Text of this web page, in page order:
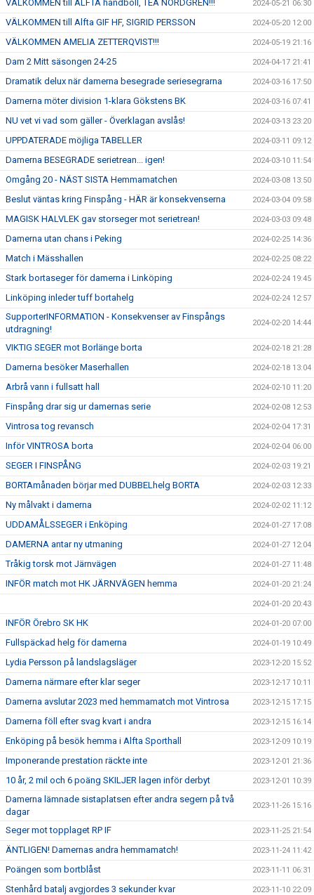
VÄLKOMMEN till ALFTA handboll, TEA NORDGREN!!! 2024-05-21 06:30
VÄLKOMMEN till Alfta GIF HF, SIGRID PERSSON 2024-05-20 12:00
VÄLKOMMEN AMELIA ZETTERQVIST!!! 2024-05-19 21:16
Dam 2 Mitt säsongen 24-25 2024-04-17 21:41
Dramatik delux när damerna besegrade seriesegrarna 2024-03-16 17:50
Damerna möter division 1-klara Gökstens BK 2024-03-16 07:41
NU vet vi vad som gäller - Överklagan avslås! 2024-03-13 23:20
UPPDATERADE möjliga TABELLER 2024-03-11 09:12
Damerna BESEGRADE serietrean... igen! 2024-03-10 11:54
Omgång 20 - NÄST SISTA Hemmamatchen 2024-03-08 13:50
Beslut väntas kring Finspång - HÄR är konsekvenserna 2024-03-04 09:58
MAGISK HALVLEK gav storseger mot serietrean! 2024-03-03 09:48
Damerna utan chans i Peking 2024-02-25 14:36
Match i Mässhallen 2024-02-25 08:22
Stark bortaseger för damerna i Linköping 2024-02-24 19:45
Linköping inleder tuff bortahelg 2024-02-24 12:57
SupporterINFORMATION - Konsekvenser av Finspångs
utdragning!
2024-02-20 14:44
VIKTIG SEGER mot Borlänge borta 2024-02-18 21:28
Damerna besöker Maserhallen 2024-02-18 13:04
Arbrå vann i fullsatt hall 2024-02-10 11:20
Finspång drar sig ur damernas serie 2024-02-08 12:53
Vintrosa tog revansch 2024-02-04 17:31
Inför VINTROSA borta 2024-02-04 06:00
SEGER I FINSPÅNG 2024-02-03 19:21
BORTAmånaden börjar med DUBBELhelg BORTA 2024-02-03 12:33
Ny målvakt i damerna 2024-02-02 11:12
UDDAMÅLSSEGER i Enköping 2024-01-27 17:08
DAMERNA antar ny utmaning 2024-01-27 12:04
Tråkig torsk mot Järnvägen 2024-01-27 11:48
INFÖR match mot HK JÄRNVÄGEN hemma 2024-01-20 21:24
2024-01-20 20:43
INFÖR Örebro SK HK 2024-01-20 07:00
Fullspäckad helg för damerna 2024-01-19 10:49
Lydia Persson på landslagsläger 2023-12-20 15:52
Damerna närmare efter klar seger 2023-12-17 10:11
Damerna avslutar 2023 med hemmamatch mot Vintrosa 2023-12-15 17:15
Damerna föll efter svag kvart i andra 2023-12-15 16:14
Enköping på besök hemma i Alfta Sporthall 2023-12-09 10:19
Imponerande prestation räckte inte 2023-12-01 21:36
10 år, 2 mil och 6 poäng SKILJER lagen inför derbyt 2023-12-01 10:39
Damerna lämnade sistaplatsen efter andra segern på två
dagar
2023-11-26 15:16
Seger mot topplaget RP IF 2023-11-25 21:54
ÄNTLIGEN! Damernas andra hemmamatch! 2023-11-24 11:42
Poängen som bortblåst 2023-11-11 06:31
Stenhård batalj avgjordes 3 sekunder kvar 2023-11-10 22:09